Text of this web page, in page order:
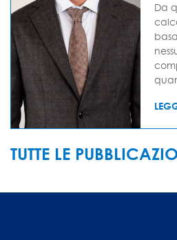
Da
TUTTE LE